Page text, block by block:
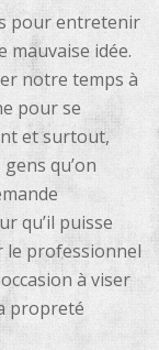
pour entretenir
mauvaise idée.
notre temps à
pour se
et surtout,
qu’on
qu’il puisse
le professionnel
à viser
propreté